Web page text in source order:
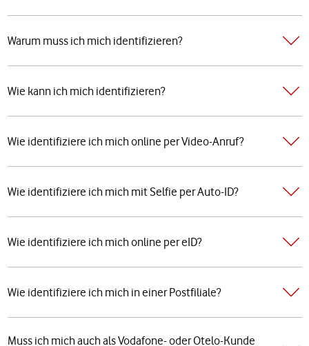
Warum muss ich mich identifizieren?
Wie kann ich mich identifizieren?
Wie identifiziere ich mich online per Video-Anruf?
Wie identifiziere ich mich mit Selfie per Auto-ID?
Wie identifiziere ich mich online per eID?
Wie identifiziere ich mich in einer Postfiliale?
Muss ich mich auch als Vodafone- oder Otelo-Kunde